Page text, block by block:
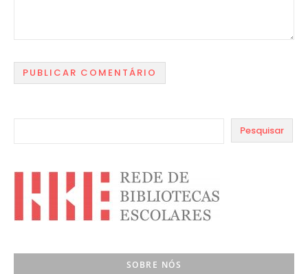
Pesquisar
SOBRE NÓS